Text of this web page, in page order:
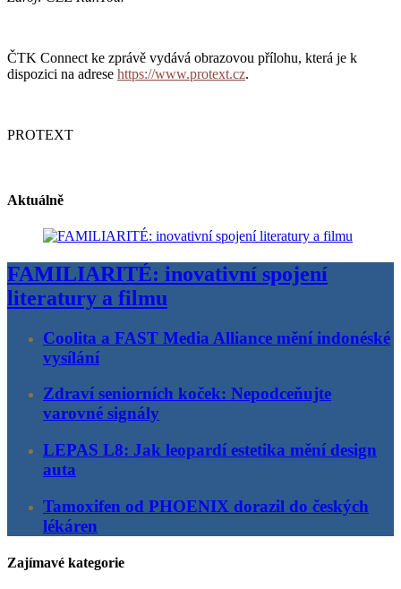
ČTK Connect ke zprávě vydává obrazovou přílohu, která je k
dispozici na adrese https://www.protext.cz.
PROTEXT
Aktuálně
FAMILIARITÉ: inovativní spojení
literatury a filmu
Coolita a FAST Media Alliance mění indonéské
vysílání
Zdraví seniorních koček: Nepodceňujte
varovné signály
LEPAS L8: Jak leopardí estetika mění design
auta
Tamoxifen od PHOENIX dorazil do českých
lékáren
Zajímavé kategorie